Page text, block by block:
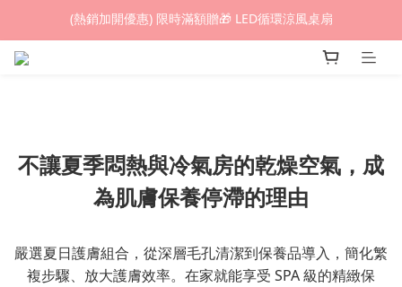
(熱銷加開優惠) 限時滿額贈🎁 LED循環涼風桌扇
城鎮韌性(防空)演習期間，網頁載入速度可能延遲。
不讓夏季悶熱與冷氣房的乾燥空氣，成
為肌膚保養停滯的理由
嚴選夏日護膚組合，從深層毛孔清潔到保養品導入，簡化繁
複步驟、放大護膚效率。在家就能享受 SPA 級的精緻保